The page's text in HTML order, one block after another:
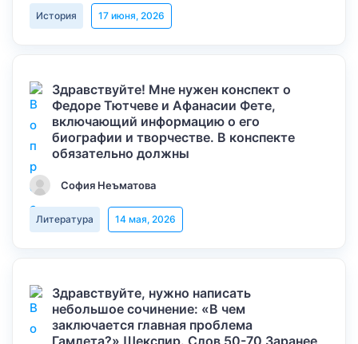
История 17 июня, 2026
Здравствуйте! Мне нужен конспект о
Федоре Тютчеве и Афанасии Фете,
включающий информацию о его
биографии и творчестве. В конспекте
обязательно должны
София Неъматова
Литература 14 мая, 2026
Здравствуйте, нужно написать
небольшое сочинение: «В чем
заключается главная проблема
Гамлета?» Шекспир. Слов 50-70 Заранее